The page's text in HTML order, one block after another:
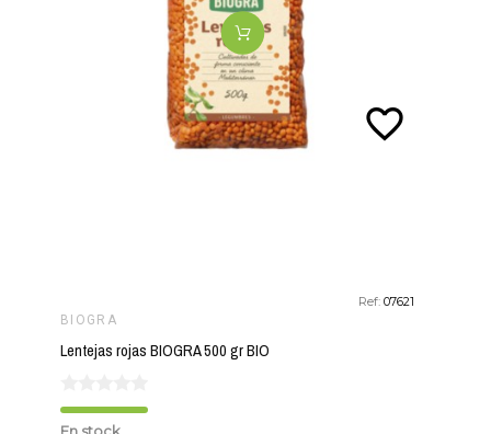
Ref:07621
BIOGRA
Lentejas rojas BIOGRA 500 gr BIO
favorite_border